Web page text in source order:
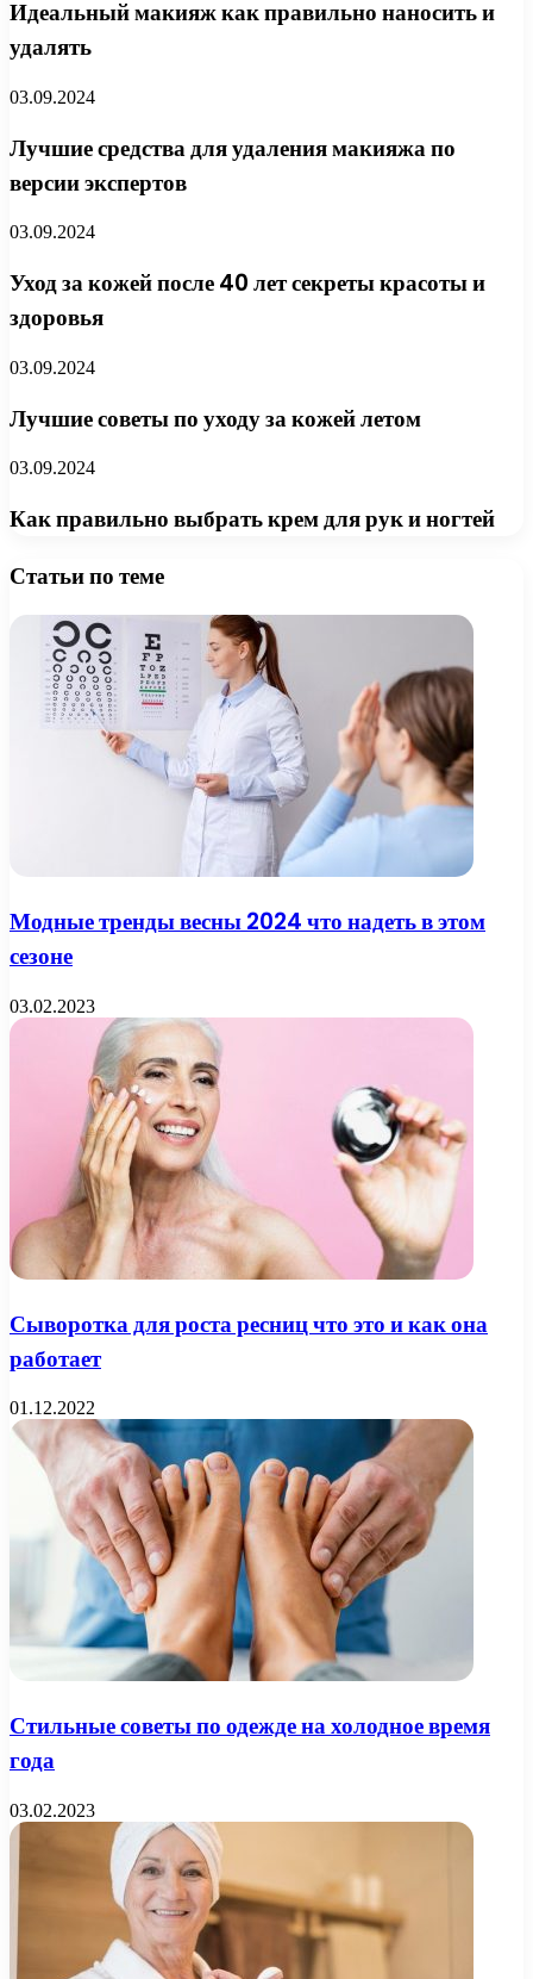
Идеальный макияж как правильно наносить и
удалять
03.09.2024
Лучшие средства для удаления макияжа по
версии экспертов
03.09.2024
Уход за кожей после 40 лет секреты красоты и
здоровья
03.09.2024
Лучшие советы по уходу за кожей летом
03.09.2024
Как правильно выбрать крем для рук и ногтей
Статьи по теме
Модные тренды весны 2024 что надеть в этом
сезоне
03.02.2023
Сыворотка для роста ресниц что это и как она
работает
01.12.2022
Стильные советы по одежде на холодное время
года
03.02.2023